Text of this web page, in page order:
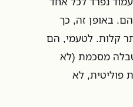
באופן זה, כך
קלות. לטעמי, הם
מסכמת (לא
פוליטית, לא